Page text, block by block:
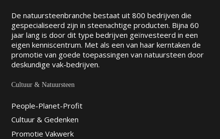
De natuursteenbranche bestaat uit 800 bedrijven die
gespecialiseerd zijn in steenachtige producten. Bijna 60
jaar lang is door dit type bedrijven geïnvesteerd in een
eigen kenniscentrum. Met als een van haar kerntaken de
promotie van goede toepassingen van natuursteen door
deskundige vak-bedrijven.
Cultuur & Natuursteen
People-Planet-Profit
Cultuur & Gedenken
Promotie Vakwerk